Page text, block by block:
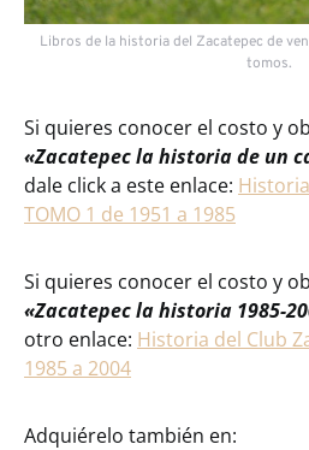
Libros de la historia del Zacatepec de
tomos.
Si quieres conocer el costo y
«Zacatepec la historia de un
dale click a este enlace:
TOMO 1 de 1951 a 1985
Si quieres conocer el costo y
«Zacatepec la historia 1985-
otro enlace: Historia del Club
1985 a 2004
Adquiérelo también en: